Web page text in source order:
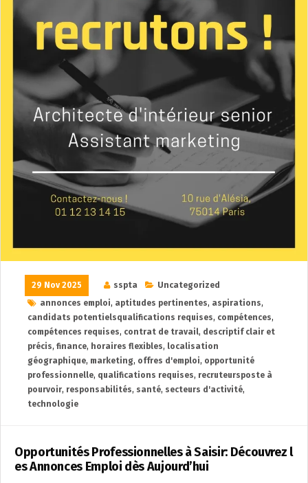
29 Nov 2025 sspta
Uncategorized
annonces emploi, aptitudes pertinentes, aspirations,
candidats potentielsqualifications requises, compétences,
compétences requises, contrat de travail, descriptif clair et
précis, finance, horaires flexibles, localisation
géographique, marketing, offres d'emploi, opportunité
professionnelle, qualifications requises, recruteursposte à
pourvoir, responsabilités, santé, secteurs d'activité,
technologie
Opportunités Professionnelles à Saisir: Découvrez l
es Annonces Emploi dès Aujourd’hui